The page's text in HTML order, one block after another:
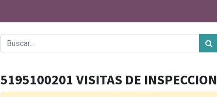
5195100201 VISITAS DE INSPECCION